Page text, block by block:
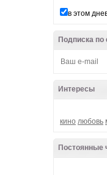
в этом
Подписка по
Интересы
кино любовь
Постоянные